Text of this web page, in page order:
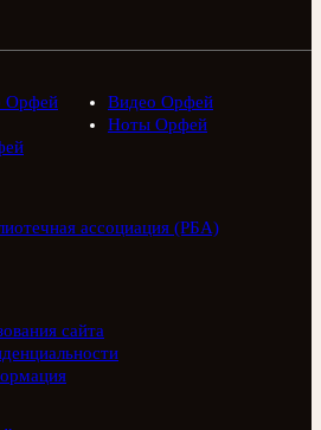
Орфей
Видео Орфей
Ноты Орфей
ассоциация (РБА)
сайта